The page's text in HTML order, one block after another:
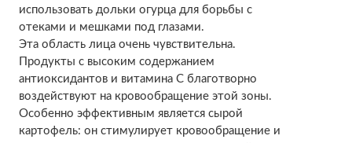
использовать дольки огурца для борьбы с
отеками и мешками под глазами.
Эта область лица очень чувствительна.
Продукты с высоким содержанием
антиоксидантов и витамина С благотворно
воздействуют на кровообращение этой зоны.
Особенно эффективным является сырой
картофель: он стимулирует кровообращение и